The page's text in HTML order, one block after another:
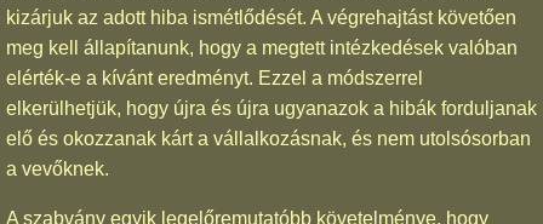
kizárjuk az adott hiba ismétlődését. A végrehajtást követően
meg kell állapítanunk, hogy a megtett intézkedések valóban
elérték-e a kívánt eredményt. Ezzel a módszerrel
elkerülhetjük, hogy újra és újra ugyanazok a hibák forduljanak
elő és okozzanak kárt a vállalkozásnak, és nem utolsósorban
a vevőknek.
A szabvány egyik legelőremutatóbb követelménye, hogy